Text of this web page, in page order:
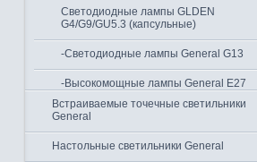
Светодиодные лампы GLDEN
G4/G9/GU5.3 (капсульные)
-Светодиодные лампы General G13
-Высокомощные лампы General Е27
Встраиваемые точечные светильники
General
Настольные светильники General